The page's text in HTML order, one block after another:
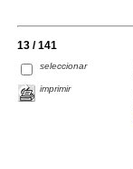
13 / 141
seleccionar
imprimir